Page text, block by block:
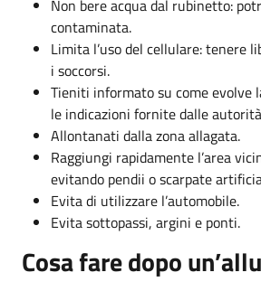
Non bere acqua dal rubinetto:
contaminata.
Limita l’uso del cellulare: tenere
i soccorsi.
Tieniti informato su come evolve
le indicazioni fornite dalle
Allontanati dalla zona allagata.
Raggiungi rapidamente l’area
evitando pendii o scarpate
Evita di utilizzare l’automobile.
Evita sottopassi, argini e ponti.
Cosa fare dopo